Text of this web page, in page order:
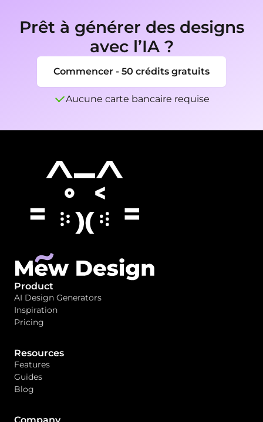
Prêt à générer des designs
avec l’IA ?
Commencer - 50 crédits gratuits
Aucune carte bancaire requise
Product
AI Design Generators
Inspiration
Pricing
Resources
Features
Guides
Blog